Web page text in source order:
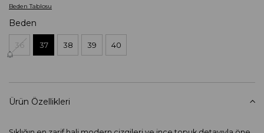
Beden Tablosu
Beden
36 37 38 39 40
Ürün Özellikleri